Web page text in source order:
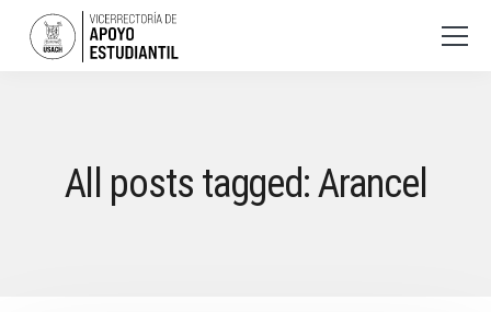
All posts tagged: Arancel